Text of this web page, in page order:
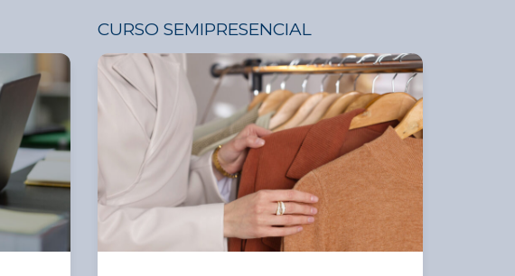
CURSO SEMIPRESENCIAL